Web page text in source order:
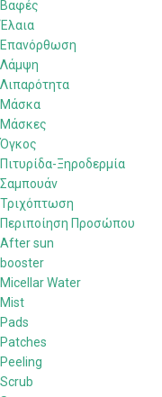
Βαφές
Έλαια
Επανόρθωση
Λάμψη
Λιπαρότητα
Μάσκα
Μάσκες
Όγκος
Πιτυρίδα-Ξηροδερμία
Σαμπουάν
Τριχόπτωση
Περιποίηση Προσώπου
After sun
booster
Micellar Water
Mist
Pads
Patches
Peeling
Scrub